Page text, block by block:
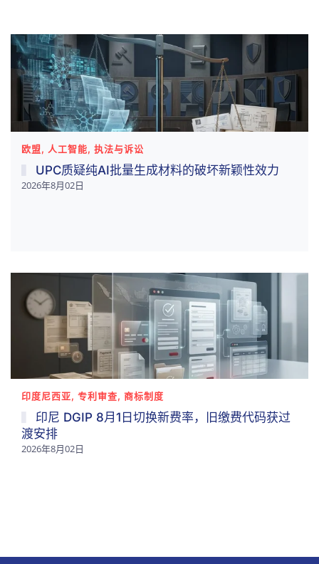
欧盟, 人工智能, 执法与诉讼
UPC质疑纯AI批量生成材料的破坏新颖性效力
2026年8月02日
印度尼西亚, 专利审查, 商标制度
印尼 DGIP 8月1日切换新费率，旧缴费代码获过
渡安排
2026年8月02日